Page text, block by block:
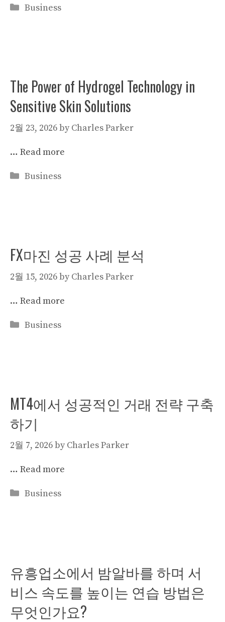
Categories
Business
The Power of Hydrogel Technology in
Sensitive Skin Solutions
2월 23, 2026by Charles Parker
… Read more
Categories
Business
FX마진 성공 사례 분석
2월 15, 2026by Charles Parker
… Read more
Categories
Business
MT4에서 성공적인 거래 전략 구축
하기
2월 7, 2026by Charles Parker
… Read more
Categories
Business
유흥업소에서 밤알바를 하며 서
비스 속도를 높이는 연습 방법은
무엇인가요?